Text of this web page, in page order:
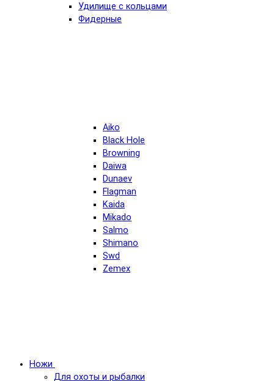
Удилище с кольцами
Фидерные
Aiko
Black Hole
Browning
Daiwa
Dunaev
Flagman
Kaida
Mikado
Salmo
Shimano
Swd
Zemex
Ножи
Для охоты и рыбалки